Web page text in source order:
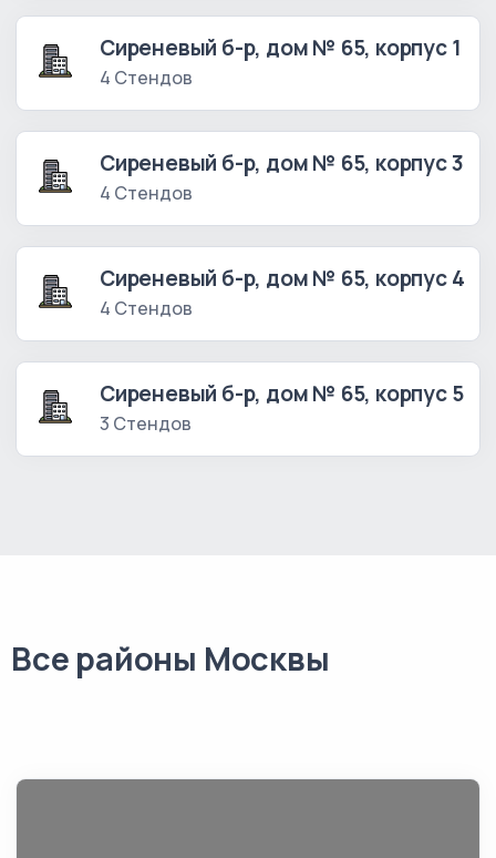
Сиреневый б-р, дом № 65, корпус 1
4 Стендов
Сиреневый б-р, дом № 65, корпус 3
4 Стендов
Сиреневый б-р, дом № 65, корпус 4
4 Стендов
Сиреневый б-р, дом № 65, корпус 5
3 Стендов
Все районы Москвы